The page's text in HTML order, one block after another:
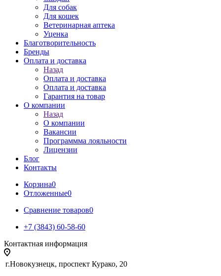
Для собак
Для кошек
Ветеринарная аптека
Уценка
Благотворительность
Бренды
Оплата и доставка
Назад
Оплата и доставка
Оплата и доставка
Гарантия на товар
О компании
Назад
О компании
Вакансии
Программма лояльности
Лицензии
Блог
Контакты
Корзина0
Отложенные0
Сравнение товаров0
+7 (3843) 60-58-60
Контактная информация
г.Новокузнецк, проспект Курако, 20